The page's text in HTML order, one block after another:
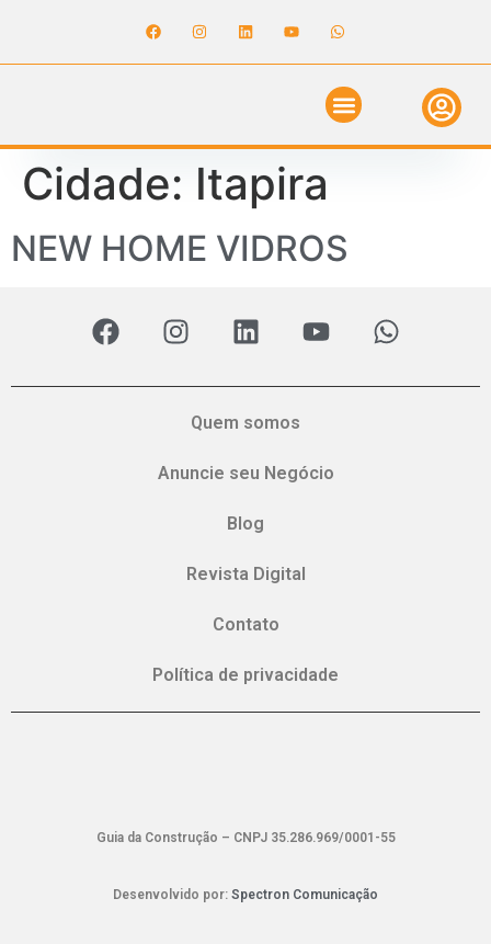
Cidade: Itapira
NEW HOME VIDROS
Quem somos
Anuncie seu Negócio
Blog
Revista Digital
Contato
Política de privacidade
Guia da Construção – CNPJ 35.286.969/0001-55
Desenvolvido por: Spectron Comunicação